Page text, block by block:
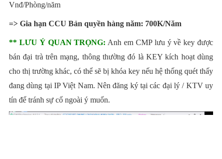
Vnđ/Phòng/năm
=> Gia hạn CCU Bản quyền hàng năm: 700K/Năm
** LƯU Ý QUAN TRỌNG: Anh em CMP lưu ý về key được
bán đại trà trên mạng, thông thường đó là KEY kích hoạt dùng
cho thị trường khác, có thể sẽ bị khóa key nếu hệ thống quét thấy
đang dùng tại IP Việt Nam. Nên đăng ký tại các đại lý / KTV uy
tín để tránh sự cố ngoài ý muốn.